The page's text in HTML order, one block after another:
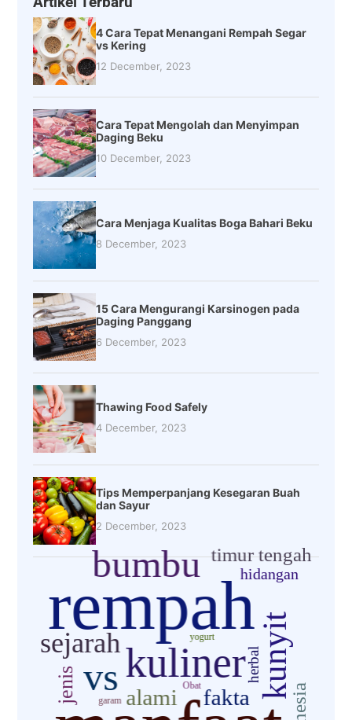
4 Cara Tepat Menangani Rempah Segar
vs Kering
12 December, 2023
Cara Tepat Mengolah dan Menyimpan
Daging Beku
10 December, 2023
Cara Menjaga Kualitas Boga Bahari Beku
8 December, 2023
15 Cara Mengurangi Karsinogen pada
Daging Panggang
6 December, 2023
Thawing Food Safely
4 December, 2023
Tips Memperpanjang Kesegaran Buah
dan Sayur
2 December, 2023